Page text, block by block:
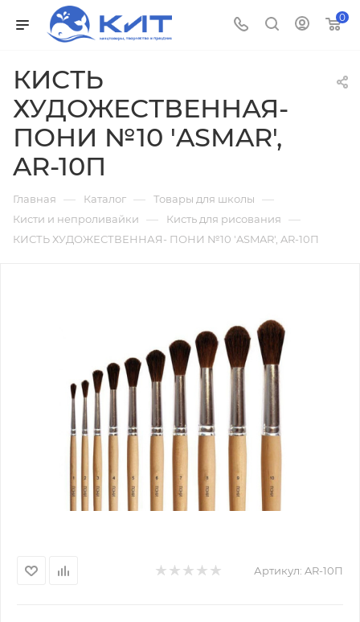
0
КИСТЬ
ХУДОЖЕСТВЕННАЯ-
ПОНИ №10 'ASMAR',
AR-10П
Главная — Каталог — Товары для школы —
Кисти и непроливайки — Кисть для рисования —
КИСТЬ ХУДОЖЕСТВЕННАЯ- ПОНИ №10 'ASMAR', AR-10П
Артикул: AR-10П